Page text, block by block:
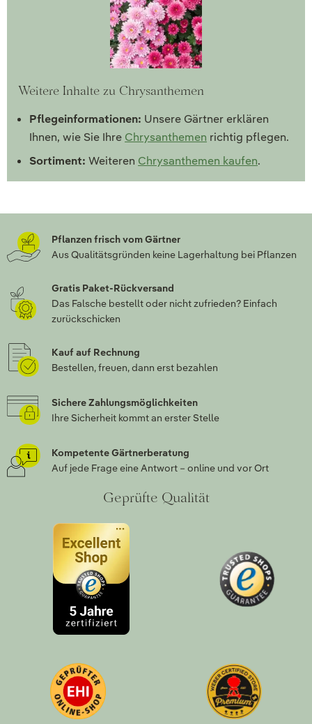
Weitere Inhalte zu Chrysanthemen
Pflegeinformationen: Unsere Gärtner erklären
Ihnen, wie Sie Ihre Chrysanthemen richtig pflegen.
Sortiment: Weiteren Chrysanthemen kaufen.
Pflanzen frisch vom Gärtner
Aus Qualitätsgründen keine Lagerhaltung bei Pflanzen
Gratis Paket-Rückversand
Das Falsche bestellt oder nicht zufrieden? Einfach
zurückschicken
Kauf auf Rechnung
Bestellen, freuen, dann erst bezahlen
Sichere Zahlungsmöglichkeiten
Ihre Sicherheit kommt an erster Stelle
Kompetente Gärtnerberatung
Auf jede Frage eine Antwort – online und vor Ort
Geprüfte Qualität